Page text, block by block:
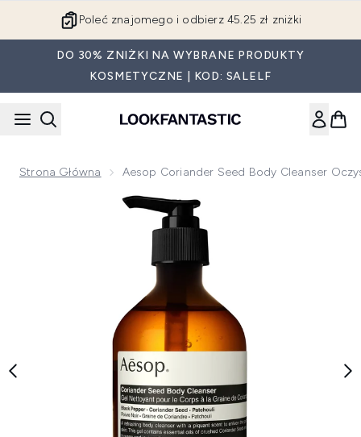
Poleć znajomego i odbierz 45.25 zł zniżki
DO 30% ZNIŻKI NA WYBRANE PRODUKTY
KOSMETYCZNE | KOD: SALELF
Strona Główna Aesop Coriander Seed Body Cleanser
Now showing image 1 Aesop Coriander Seed Body